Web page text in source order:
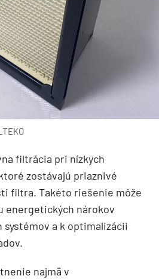
filtrácia pri nízkych
zostávajú priaznivé
filtra. Takéto riešenie môže
energetických nárokov
a k optimalizácii
najmä v